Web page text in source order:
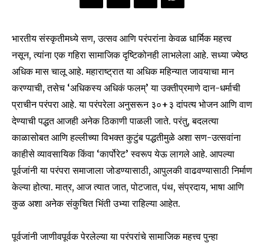
भारतीय संस्कृतीमध्ये सण, उत्सव आणि परंपरांना केवळ धार्मिक महत्त्व
नसून, त्यांना एक गहिरा सामाजिक दृष्टिकोनही लाभलेला आहे. सध्या ज्येष्ठ
अधिक मास चालू आहे. महाराष्ट्रात या अधिक महिन्यात जावयाचा मान
करण्याची, तसेच ‘अधिकस्य अधिकं फलम्’ या उक्तीप्रमाणे दान-धर्माची
प्राचीन परंपरा आहे. या परंपरेला अनुसरून ३०+३ दांपत्य भोजन आणि वाण
देण्याची पद्धत आजही अनेक ठिकाणी पाळली जाते. परंतु, बदलत्या
काळासोबत आणि हल्लीच्या विभक्त कुटुंब पद्धतीमुळे अशा सण-उत्सवांना
काहीसे व्यावसायिक किंवा ‘कार्पोरेट’ स्वरूप येऊ लागले आहे. आपल्या
पूर्वजांनी या परंपरा समाजाला जोडण्यासाठी, आपुलकी वाढवण्यासाठी निर्माण
केल्या होत्या. मात्र, आज त्यात जात, पोटजात, पंथ, संप्रदाय, भाषा आणि
कुळ अशा अनेक संकुचित भिंती उभ्या राहिल्या आहेत.
पूर्वजांनी जाणीवपूर्वक पेरलेल्या या परंपरांचे सामाजिक महत्त्व पुन्हा